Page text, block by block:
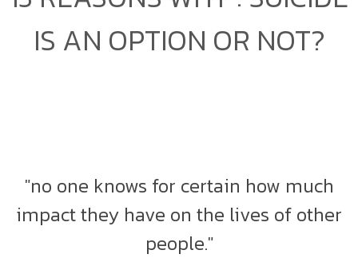
IS AN OPTION OR NOT?
"no one knows for certain how much
impact they have on the lives of other
people."